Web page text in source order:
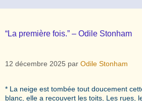
“La première fois.” – Odile Stonham
12 décembre 2025 par Odile Stonham
* La neige est tombée tout doucement
blanc, elle a recouvert les toits, Les rues,